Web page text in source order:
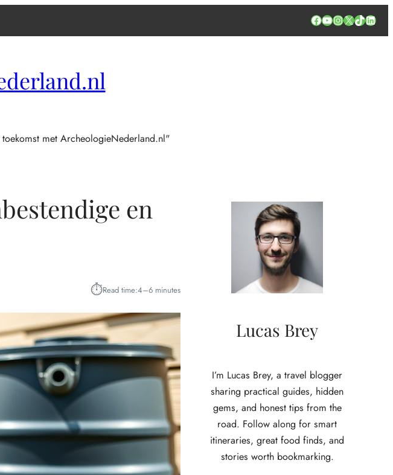
Facebook
YouTube
Instagram
X TikTok
met ArcheologieNederland.nl"
en
⏱︎Read time:4–6 minutes
Lucas Brey
I’m Lucas Brey, a travel blogger
sharing practical guides, hidden
gems, and honest tips from the
road. Follow along for smart
itineraries, great food finds, and
stories worth bookmarking.